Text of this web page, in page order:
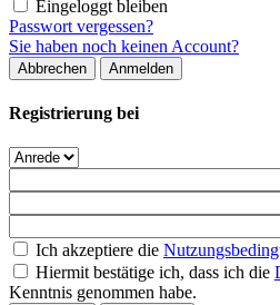
Eingeloggt bleiben
Passwort vergessen?
Sie haben noch keinen Account?
Abbrechen Anmelden
Registrierung bei
Ich akzeptiere die
Hiermit bestätige ich, dass ich die
Kenntnis genommen habe.